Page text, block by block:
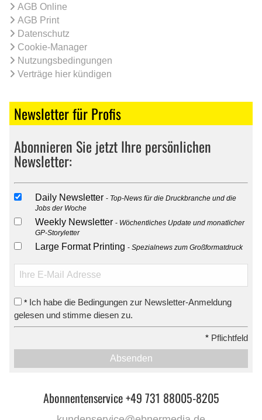
AGB Online
AGB Print
Datenschutz
Cookie-Manager
Nutzungsbedingungen
Verträge hier kündigen
Newsletter für Profis
Abonnieren Sie jetzt Ihre persönlichen
Newsletter:
Daily Newsletter
Top-News für die Druckbranche und die
Jobs der Woche
Weekly Newsletter
Wöchentliches Update und monatlicher
GP-Storyletter
Large Format Printing Spezialnews zum Großformatdruck
* Ich habe die Bedingungen zur Newsletter-Anmeldung
gelesen und stimme diesen zu.
* Pflichtfeld
Absenden
Abonnentenservice +49 731 88005-8205